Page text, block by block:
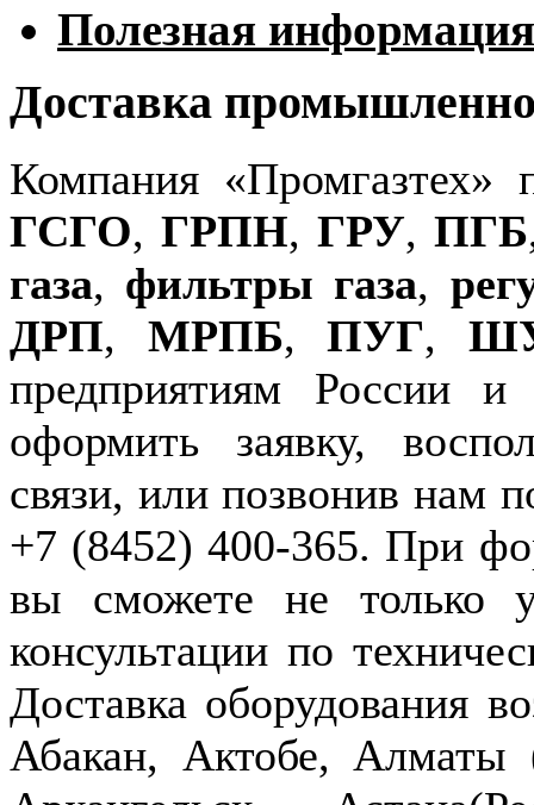
Полезная информация
Доставка
Компания «Промгазтех»
ГСГО, ГРПН, ГРУ, ПГБ
газа, фильтры газа,
ДРП, МРПБ,ПУГ,
предприятиям России
оформить заявку,
связи, или позвонив нам
+7 (8452) 400-365. При
вы сможете не только
консультации по
Доставка оборудования
Абакан, Актобе,